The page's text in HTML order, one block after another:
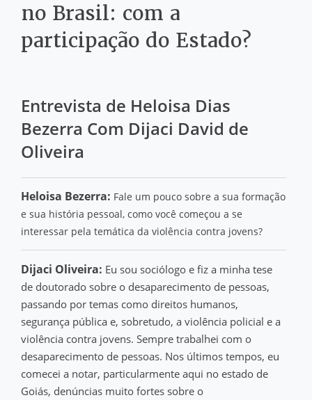
no Brasil: com a
participação do Estado?
Entrevista de Heloisa Dias
Bezerra Com Dijaci David de
Oliveira
Heloisa Bezerra: Fale um pouco sobre a sua formação
e sua história pessoal, como você começou a se
interessar pela temática da violência contra jovens?
Dijaci Oliveira: Eu sou sociólogo e fiz a minha tese
de doutorado sobre o desaparecimento de pessoas,
passando por temas como direitos humanos,
segurança pública e, sobretudo, a violência policial e a
violência contra jovens. Sempre trabalhei com o
desaparecimento de pessoas. Nos últimos tempos, eu
comecei a notar, particularmente aqui no estado de
Goiás, denúncias muito fortes sobre o